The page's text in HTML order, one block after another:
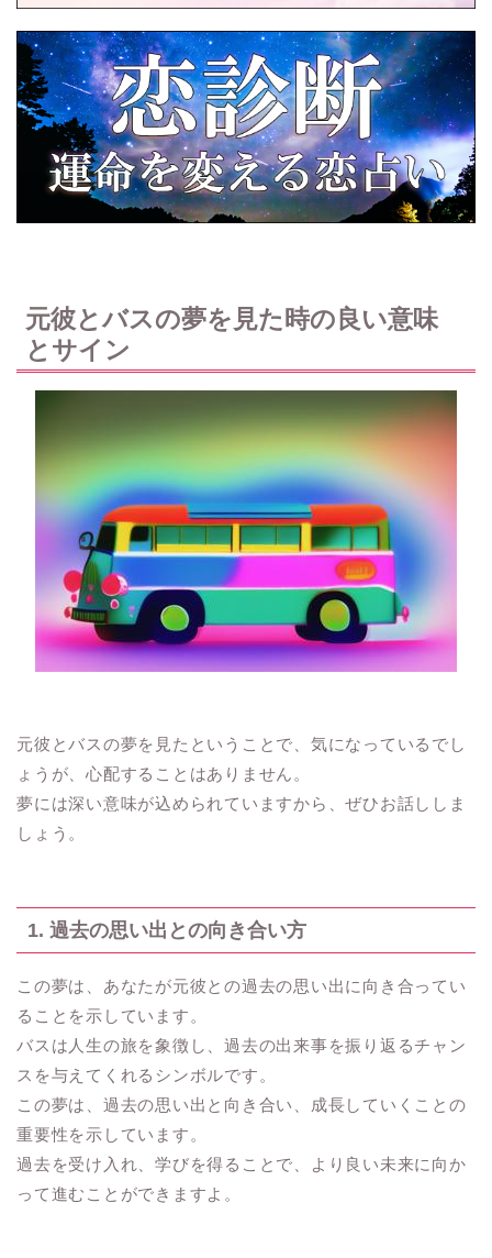
元彼とバスの夢を見た時の良い意味
とサイン
元彼とバスの夢を見たということで、気になっているでし
ょうが、心配することはありません。
夢には深い意味が込められていますから、ぜひお話ししま
しょう。
1. 過去の思い出との向き合い方
この夢は、あなたが元彼との過去の思い出に向き合ってい
ることを示しています。
バスは人生の旅を象徴し、過去の出来事を振り返るチャン
スを与えてくれるシンボルです。
この夢は、過去の思い出と向き合い、成長していくことの
重要性を示しています。
過去を受け入れ、学びを得ることで、より良い未来に向か
って進むことができますよ。